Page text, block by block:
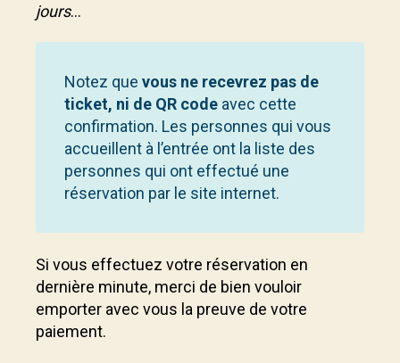
jours…
Notez que vous ne recevrez pas de
ticket, ni de QR code avec cette
confirmation. Les personnes qui vous
accueillent à l’entrée ont la liste des
personnes qui ont effectué une
réservation par le site internet.
Si vous effectuez votre réservation en
dernière minute, merci de bien vouloir
emporter avec vous la preuve de votre
paiement.